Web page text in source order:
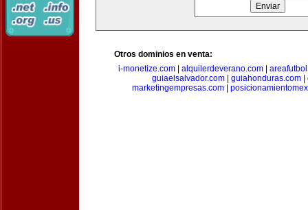
Otros dominios en venta:
i-monetize.com
alquilerdeverano.com
guiaelsalvador.com| guiahonduras.com|
marketingempresas.com